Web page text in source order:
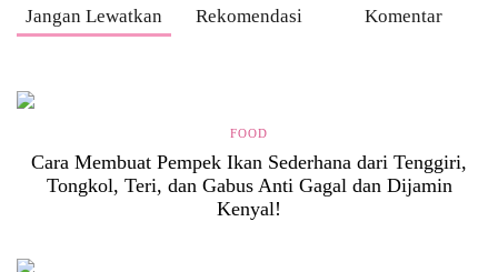
Jangan Lewatkan Rekomendasi Komentar
FOOD
Cara Membuat Pempek Ikan Sederhana dari Tenggiri,
Tongkol, Teri, dan Gabus Anti Gagal dan Dijamin
Kenyal!